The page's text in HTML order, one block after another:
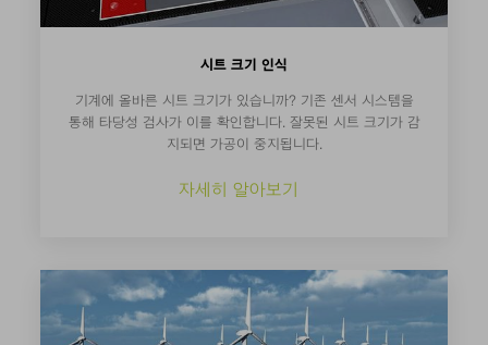
시트 크기 인식
기계에 올바른 시트 크기가 있습니까? 기존 센서 시스템을
통해 타당성 검사가 이를 확인합니다. 잘못된 시트 크기가 감
지되면 가공이 중지됩니다.
자세히 알아보기